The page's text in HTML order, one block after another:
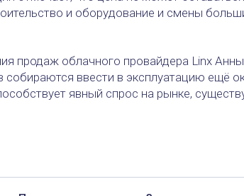
и оборудование и смены
продаж облачного провайдера Linx
собираются ввести в эксплуатацию ещё
явный спрос на рынке,